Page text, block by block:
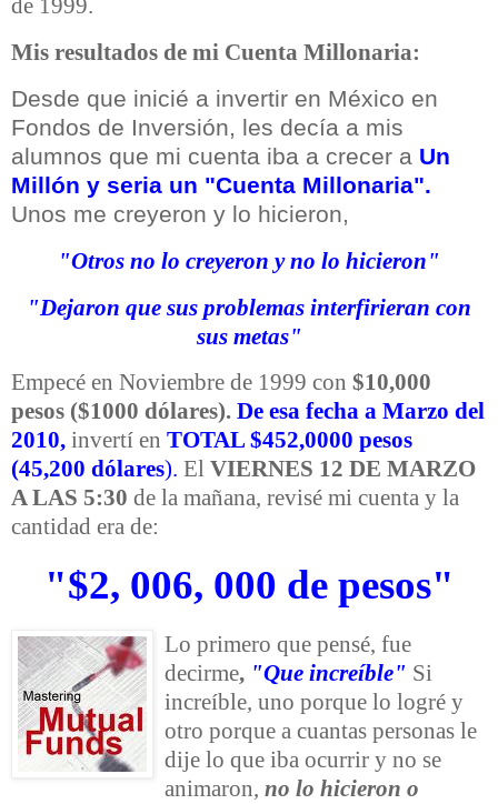
de 1999.
Mis resultados de mi Cuenta Millonaria:
Desde que inicié a invertir en México en
Fondos de Inversión, les decía a mis
alumnos que mi cuenta iba a crecer a Un
Millón y seria un "Cuenta Millonaria".
Unos me creyeron y lo hicieron,
"Otros no lo creyeron y no lo hicieron"
"Dejaron que sus problemas interfirieran con
sus metas"
Empecé en Noviembre de 1999 con $10,000
pesos ($1000 dólares). De esa fecha a Marzo del
2010, invertí en TOTAL $452,0000 pesos
(45,200 dólares). El VIERNES 12 DE MARZO
A LAS 5:30 de la mañana, revisé mi cuenta y la
cantidad era de:
"$2, 006, 000 de pesos"
Lo primero que pensé, fue
decirme, "Que increíble" Si
increíble, uno porque lo logré y
otro porque a cuantas personas le
dije lo que iba ocurrir y no se
animaron, no lo hicieron o